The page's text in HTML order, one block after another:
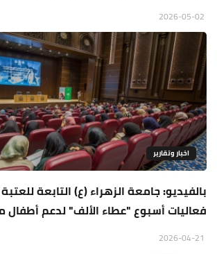
اخبار وتقارير
بالفيديو: جامعة الزهراء (ع) التابعة
فعاليات أسبوع "عطاء الألف" لدعم